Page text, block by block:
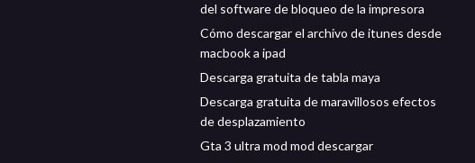
del software de bloqueo de la impresora
Cómo descargar el archivo de itunes desde
macbook a ipad
Descarga gratuita de tabla maya
Descarga gratuita de maravillosos efectos
de desplazamiento
Gta 3 ultra mod mod descargar